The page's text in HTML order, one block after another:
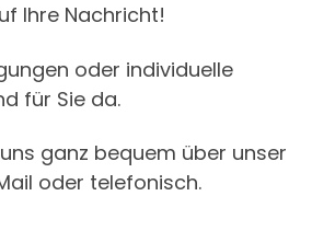
Ihre Nachricht!
oder individuelle
für Sie da.
ganz bequem über unser
oder telefonisch.